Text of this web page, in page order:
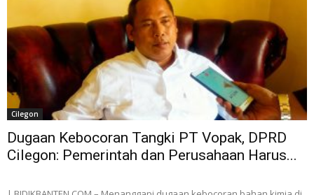
Cilegon
Dugaan Kebocoran Tangki PT Vopak, DPRD
Cilegon: Pemerintah dan Perusahaan Harus...